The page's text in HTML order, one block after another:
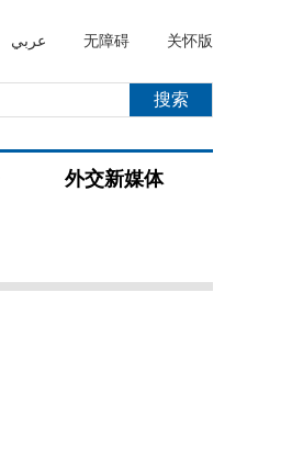
عربي 无障碍 关怀版
外交新媒体